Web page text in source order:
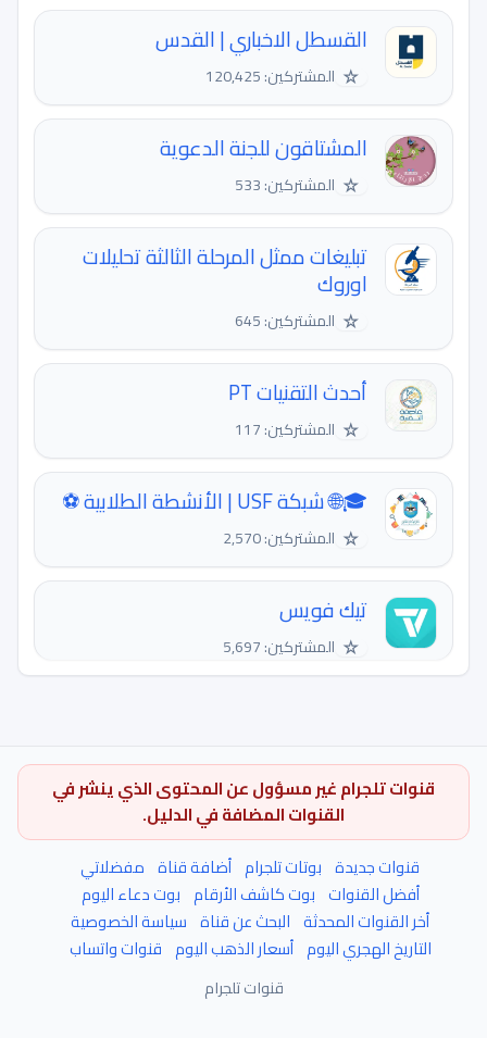
القسطل الاخباري | القدس
☆ المشتركين: 120,425
المشتاقون للجنة الدعوية
☆ المشتركين: 533
تبليغات ممثل المرحلة الثالثة تحليلات
اوروك
☆ المشتركين: 645
أحدث التقنيات PT
☆ المشتركين: 117
🎓🌐 شبكة USF | الأنشطة الطلابية ⚽️
☆ المشتركين: 2,570
تيك فويس
☆ المشتركين: 5,697
قنوات تلجرام غير مسؤول عن المحتوى الذي ينشر في
القنوات المضافة في الدليل.
قنوات جديدة بوتات تلجرام أضافة قناة مفضلاتي
أفضل القنوات بوت كاشف الأرقام بوت دعاء اليوم
أخر القنوات المحدثة البحث عن قناة سياسة الخصوصية
التاريخ الهجري اليوم أسعار الذهب اليوم قنوات واتساب
قنوات تلجرام